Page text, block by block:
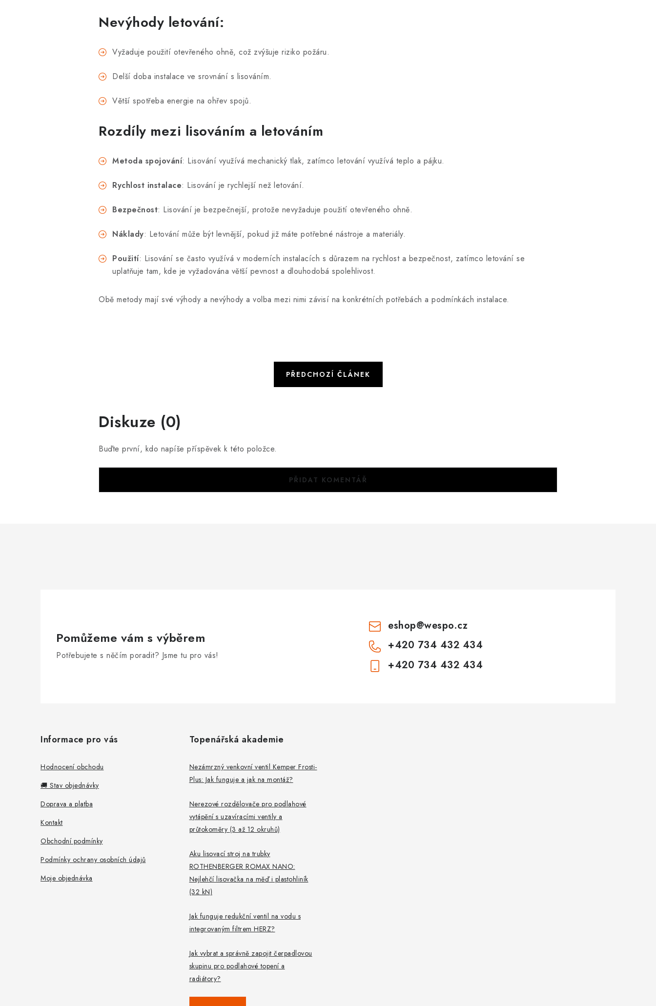
Nevýhody letování:
Vyžaduje použití otevřeného ohně, což zvýšuje riziko požáru.
Delší doba instalace ve srovnání s lisováním.
Větší spotřeba energie na ohřev spojů.
Rozdíly mezi lisováním a letováním
Metoda spojování: Lisování využívá mechanický tlak, zatímco letování využívá teplo a pájku.
Rychlost instalace: Lisování je rychlejší než letování.
Bezpečnost: Lisování je bezpečnejší, protože nevyžaduje použití otevřeného ohně.
Náklady: Letování může být levnější, pokud již máte potřebné nástroje a materiály.
Použití: Lisování se často využívá v moderních instalacích s důrazem na rychlost a bezpečnost, zatímco letování se
uplatňuje tam, kde je vyžadována větší pevnost a dlouhodobá spolehlivost.
Obě metody mají své výhody a nevýhody a volba mezi nimi závisí na konkrétních potřebách a podmínkách instalace.
PŘEDCHOZÍ ČLÁNEK
Diskuze (0)
Buďte první, kdo napíše příspěvek k této položce.
PŘIDAT KOMENTÁŘ
Pomůžeme vám s výběrem
Potřebujete s něčím poradit? Jsme tu pro vás!
eshop@wespo.cz
+420 734 432 434
+420 734 432 434
Informace pro vás
Hodnocení obchodu
🚚 Stav objednávky
Doprava a platba
Kontakt
Obchodní podmínky
Podmínky ochrany osobních údajů
Moje objednávka
Topenářská akademie
Nezámrzný venkovní ventil Kemper Frosti-
Plus: Jak funguje a jak na montáž?
Nerezové rozdělovače pro podlahové
vytápění s uzavíracími ventily a
průtokoměry (3 až 12 okruhů)
Aku lisovací stroj na trubky
ROTHENBERGER ROMAX NANO:
Nejlehčí lisovačka na měď i plastohliník
(32 kN)
Jak funguje redukční ventil na vodu s
integrovaným filtrem HERZ?
Jak vybrat a správně zapojit čerpadlovou
skupinu pro podlahové topení a
radiátory?